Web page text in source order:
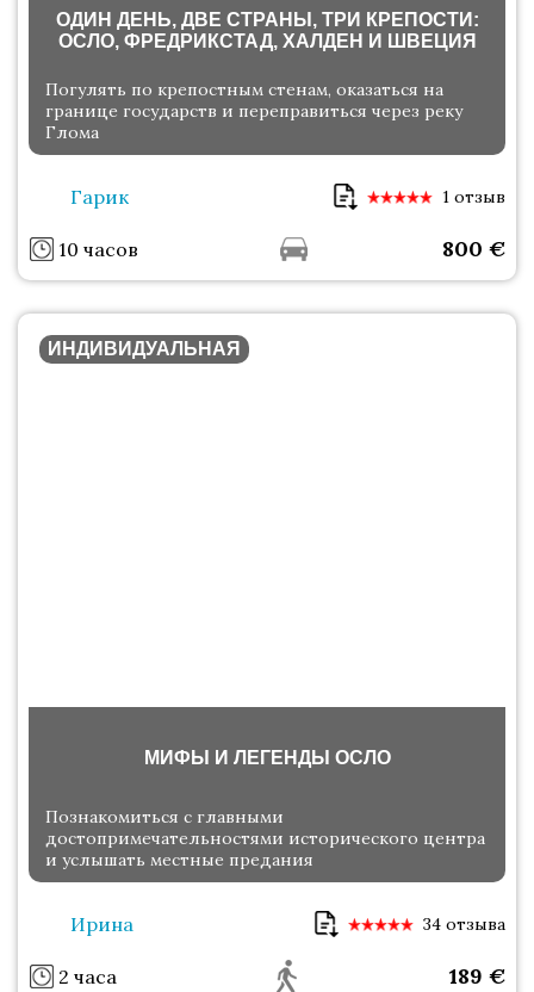
ОДИН ДЕНЬ, ДВЕ СТРАНЫ, ТРИ КРЕПОСТИ:
ОСЛО, ФРЕДРИКСТАД, ХАЛДЕН И ШВЕЦИЯ
Погулять по крепостным стенам, оказаться на
границе государств и переправиться через реку
Глома
Гарик 1 отзыв
10 часов 800 €
ИНДИВИДУАЛЬНАЯ
МИФЫ И ЛЕГЕНДЫ ОСЛО
Познакомиться с главными
достопримечательностями исторического центра
и услышать местные предания
Ирина 34 отзыва
2 часа 189 €